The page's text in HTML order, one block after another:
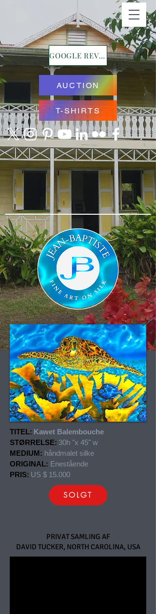
GOOGLE REVIEWS
AUCTION
T-SHIRTS
TITEL: Kawet Balembouche
STØRRELSE: 30h "x 45" w
MEDIUM: håndmalet silke
ORIGINAL: Enestående
PRIS: US $ 15.000
SOLGT
PRIVAT SAMLING AF
DAVID TUCKER, NORTH CAROLINA, USA